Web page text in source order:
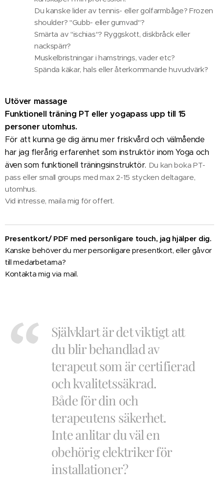
Du kanske lider av tennis- eller golfarmbåge? Frozen
shoulder? "Gubb- eller gumvad"?
Smärta av "ischias"? Ryggskott, diskbråck eller
nackspärr?
Muskelbristningar i hamstrings, vader etc?
Spända käkar, hals eller återkommande huvudvärk?
Utöver massage
Funktionell träning PT eller yogapass upp till 15
personer utomhus.
För att kunna ge dig ännu mer friskvård och välmående
har jag flerårig erfarenhet som instruktör inom Yoga och
även som funktionell träningsinstruktör. Du kan boka PT-
pass eller small groups med max 2-15 stycken deltagare,
utomhus.
Vid intresse, maila mig för offert.
Presentkort/ PDF med personligare touch, jag hjälper dig.
Kanske behöver du mer personligare presentkort, eller gåvor
till medarbetarna?
Kontakta mig via mail.
Självklart är det viktigt att
du blir behandlad av
terapeut som är certifierad
och kvalitetssäkrad.
Både för din och
terapeutens säkerhet.
Inte anlitar du väl en
obehörig elektriker för
installationer?